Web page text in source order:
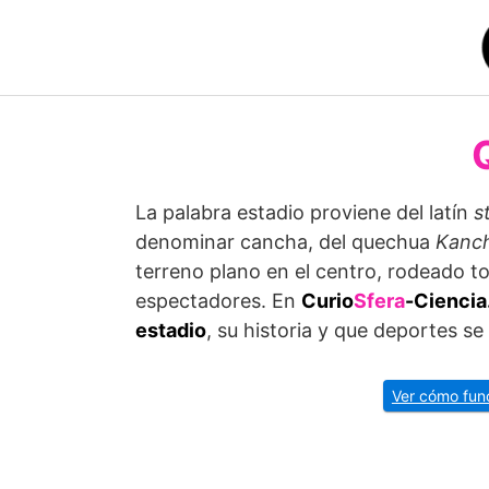
La palabra estadio proviene del latín
denominar cancha, del quechua
terreno plano en el centro, rodeado
espectadores. En CurioSfera-
estadio, su historia y que deportes
Ver cómo